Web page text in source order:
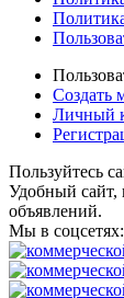
Создать
Личный
Пользуйтесь
Удобный сайт,
объявлений.
Мы в соцсетях: